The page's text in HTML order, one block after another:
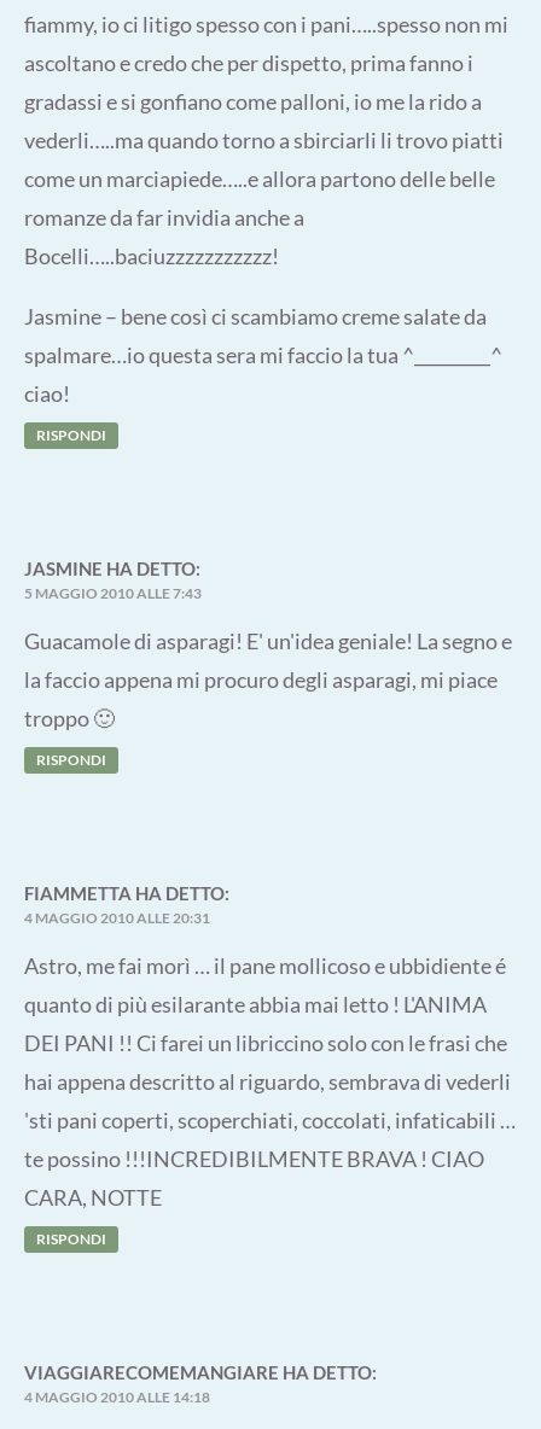
fiammy, io ci litigo spesso con i pani…..spesso non mi
ascoltano e credo che per dispetto, prima fanno i
gradassi e si gonfiano come palloni, io me la rido a
vederli…..ma quando torno a sbirciarli li trovo piatti
come un marciapiede…..e allora partono delle belle
romanze da far invidia anche a
Bocelli…..baciuzzzzzzzzzzz!
Jasmine – bene così ci scambiamo creme salate da
spalmare…io questa sera mi faccio la tua ^_________^
ciao!
RISPONDI
JASMINE HA DETTO:
5 MAGGIO 2010 ALLE 7:43
Guacamole di asparagi! E' un'idea geniale! La segno e
la faccio appena mi procuro degli asparagi, mi piace
troppo 🙂
RISPONDI
FIAMMETTA HA DETTO:
4 MAGGIO 2010 ALLE 20:31
Astro, me fai morì … il pane mollicoso e ubbidiente é
quanto di più esilarante abbia mai letto ! L'ANIMA
DEI PANI !! Ci farei un libriccino solo con le frasi che
hai appena descritto al riguardo, sembrava di vederli
'sti pani coperti, scoperchiati, coccolati, infaticabili …
te possino !!!INCREDIBILMENTE BRAVA ! CIAO
CARA, NOTTE
RISPONDI
VIAGGIARECOMEMANGIARE HA DETTO:
4 MAGGIO 2010 ALLE 14:18